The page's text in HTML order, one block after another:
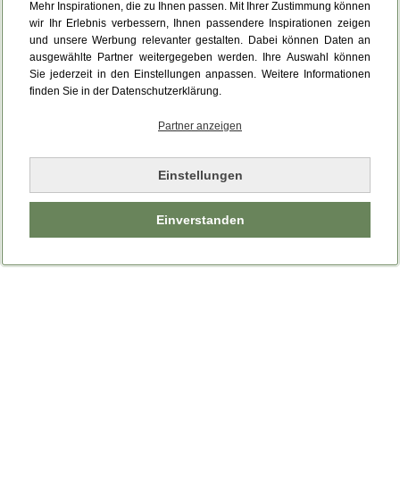
Mehr Inspirationen, die zu Ihnen passen. Mit Ihrer Zustimmung können
wir Ihr Erlebnis verbessern, Ihnen passendere Inspirationen zeigen
und unsere Werbung relevanter gestalten. Dabei können Daten an
ausgewählte Partner weitergegeben werden. Ihre Auswahl können
Sie jederzeit in den Einstellungen anpassen. Weitere Informationen
finden Sie in der Datenschutzerklärung.
Partner anzeigen
Einstellungen
Einverstanden
Da ist etwas schiefgelaufen.
Leider ist ein technischer Fehler aufgetreten.
Bitte laden Sie die Seite neu.